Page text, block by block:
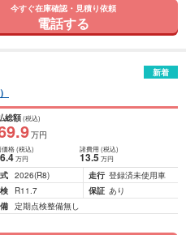
今すぐ在庫確認・見積り依頼
電話する
新着
総額(税込)
.9万円
価格(税込)
.4万円
諸費用 (税込)
13.5 万円
2026(R8) 走行 登録済未使用車
R11.7 保証 あり
定期点検整備無し